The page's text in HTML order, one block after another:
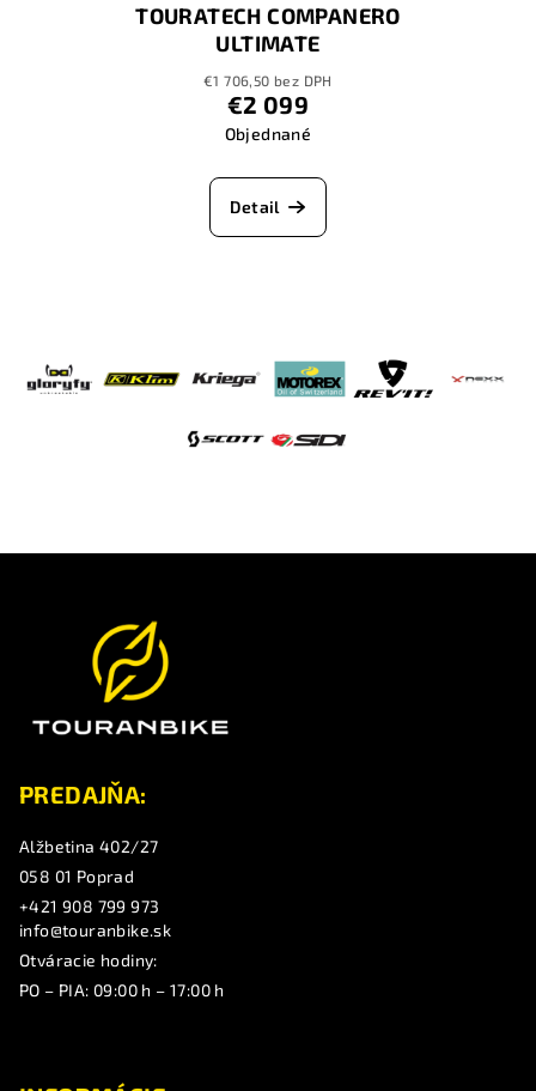
TOURATECH COMPANERO
ULTIMATE
€1 706,50 bez DPH
€2 099
Objednané
Detail
PREDAJŇA:
Alžbetina 402/27
058 01 Poprad
+421 908 799 973
info@touranbike.sk
Otváracie hodiny:
PO – PIA: 09:00 h – 17:00 h